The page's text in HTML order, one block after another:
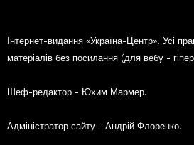
Інтернет-видання «Україна-Центр». Усі
матеріалів без посилання (для вебу -
Шеф-редактор - Юхим Мармер.
Адміністратор сайту - Андрій Флоренко.